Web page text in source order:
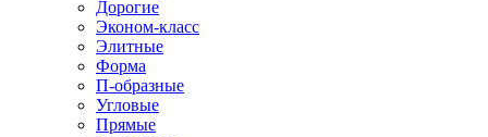
Дорогие
Эконом-класс
Элитные
Форма
П-образные
Угловые
Прямые